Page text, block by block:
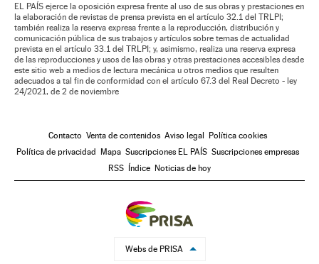
EL PAÍS ejerce la oposición expresa frente al uso de sus obras y prestaciones en
la elaboración de revistas de prensa prevista en el artículo 32.1 del TRLPI;
también realiza la reserva expresa frente a la reproducción, distribución y
comunicación pública de sus trabajos y artículos sobre temas de actualidad
prevista en el artículo 33.1 del TRLPI; y, asimismo, realiza una reserva expresa
de las reproducciones y usos de las obras y otras prestaciones accesibles desde
este sitio web a medios de lectura mecánica u otros medios que resulten
adecuados a tal fin de conformidad con el artículo 67.3 del Real Decreto - ley
24/2021, de 2 de noviembre
Contacto Venta de contenidos Aviso legal
Política cookies
Política de privacidad
Mapa Suscripciones EL PAÍS Suscripciones empresas
RSS
Índice Noticias de hoy
Webs de PRISA